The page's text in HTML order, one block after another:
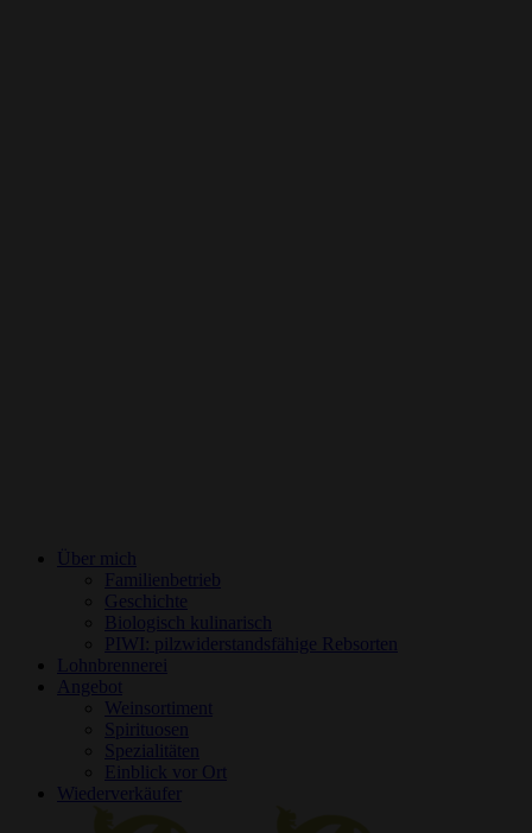
Über mich
Familienbetrieb
Geschichte
Biologisch kulinarisch
PIWI: pilzwiderstandsfähige Rebsorten
Lohnbrennerei
Angebot
Weinsortiment
Spirituosen
Spezialitäten
Einblick vor Ort
Wiederverkäufer